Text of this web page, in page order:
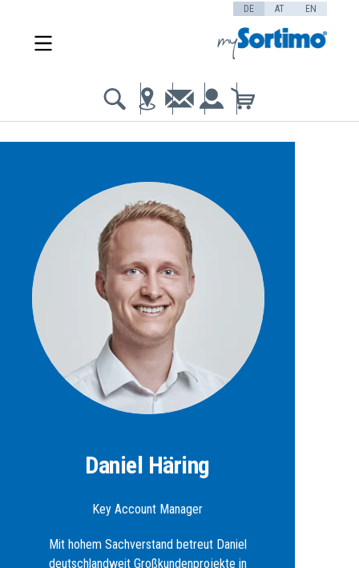
DE AT EN
Daniel Häring
Key Account Manager
Mit hohem Sachverstand betreut Daniel
deutschlandweit Großkundenprojekte in